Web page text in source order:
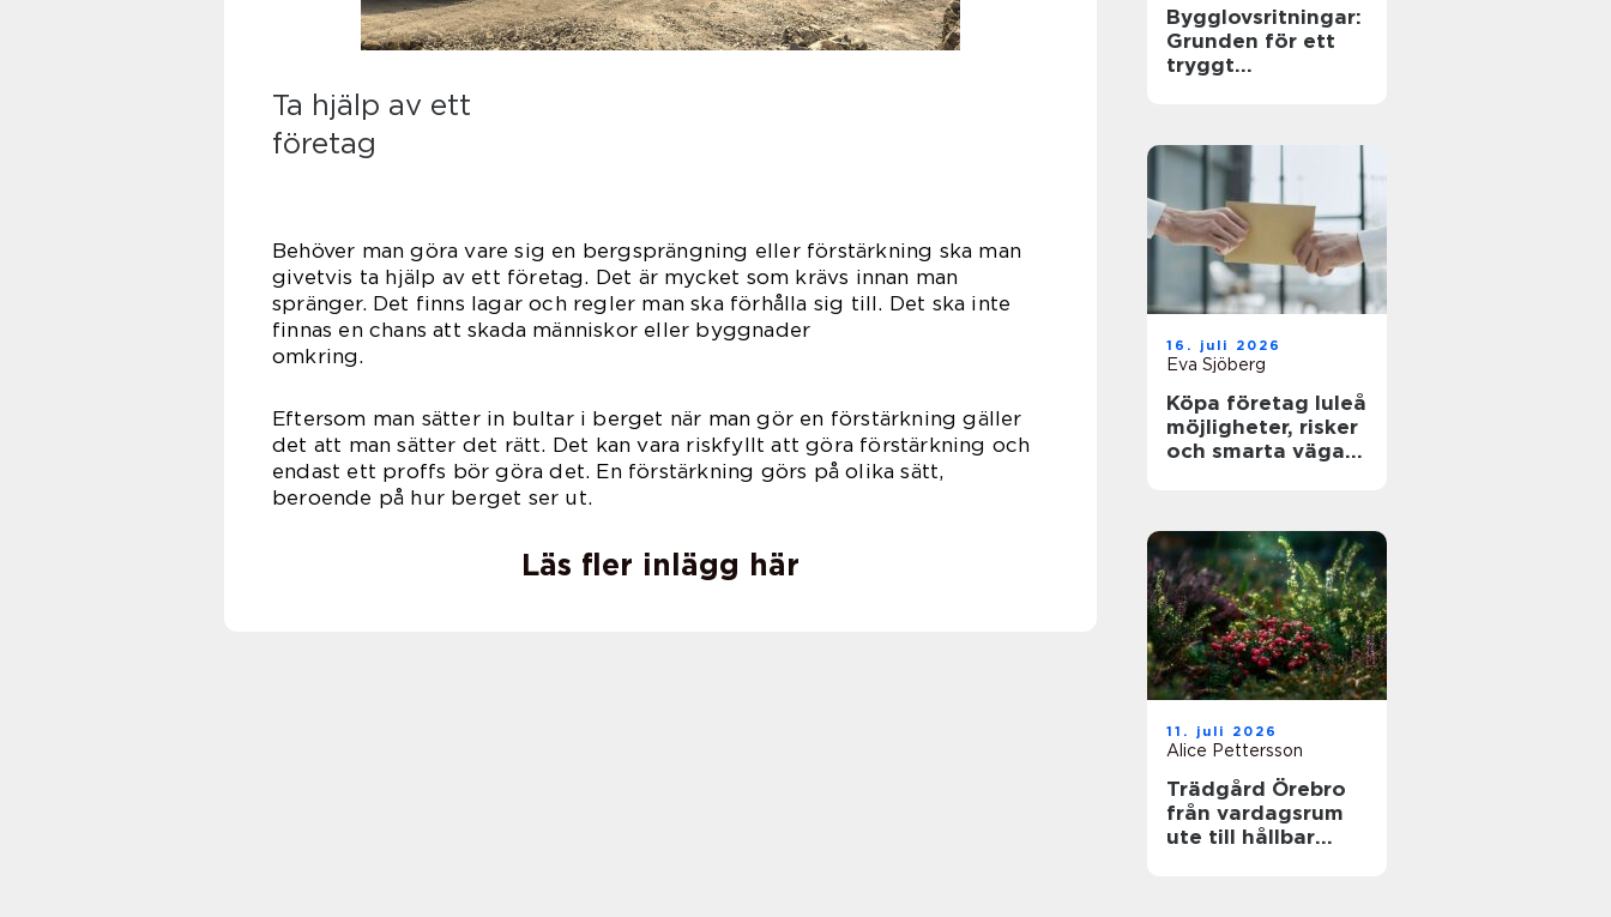
Ta hjälp av ett
företag
Behöver man göra vare sig en bergsprängning eller förstärkning ska man
givetvis ta hjälp av ett företag. Det är mycket som krävs innan man
spränger. Det finns lagar och regler man ska förhålla sig till. Det ska inte
finnas en chans att skada människor eller byggnader
omkring.
Eftersom man sätter in bultar i berget när man gör en förstärkning gäller
det att man sätter det rätt. Det kan vara riskfyllt att göra förstärkning och
endast ett proffs bör göra det. En förstärkning görs på olika sätt,
beroende på hur berget ser ut.
Läs fler inlägg här
Bygglovsritningar:
Grunden för ett
tryggt
16. juli 2026
Eva Sjöberg
Köpa företag luleå
möjligheter, risker
och smarta vägar
11. juli 2026
Alice Pettersson
Trädgård Örebro
från vardagsrum
ute till hållbar